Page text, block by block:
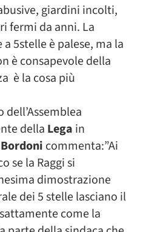
giardini incolti,
fermi da anni. La
5stelle è palese, ma la
è consapevole della
è la cosa più
della Lega in
commenta:”Ai
se la Raggi si
dimostrazione
dei 5 stelle lasciano il
come la